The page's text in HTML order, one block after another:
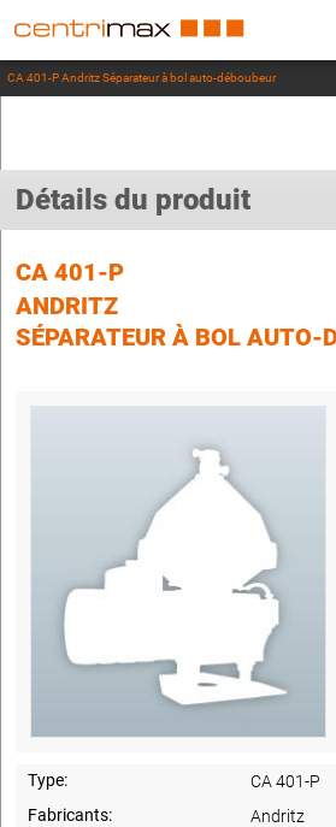
CA 401-P Andritz Séparateur à bol auto-déboubeur
Détails du produit
CA 401-P
ANDRITZ
SÉPARATEUR À BOL AUTO-
Type:
CA 401-P
Fabricants:
Andritz